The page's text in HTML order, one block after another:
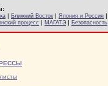
| Ближний Восток | Япония и Россия |
процесс | МАГАТЭ | Безопасность